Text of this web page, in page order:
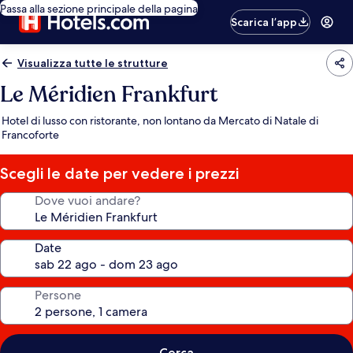
Passa alla sezione principale della pagina
Scarica l’app
Visualizza tutte le strutture
Le Méridien Frankfurt
Hotel di lusso con ristorante, non lontano da Mercato di Natale di
Francoforte
Scegli le date per vedere i prezzi
Dove vuoi andare?
Date
Persone